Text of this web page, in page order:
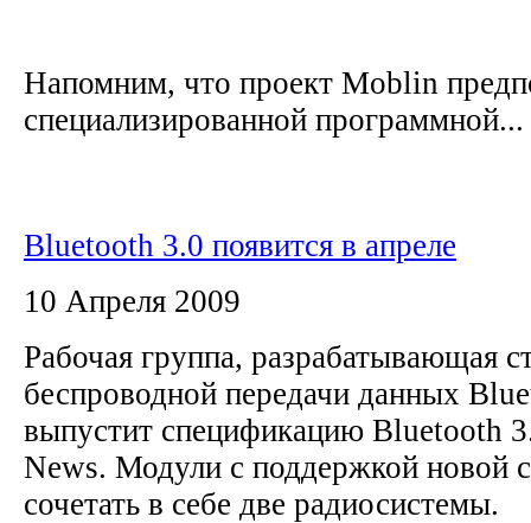
Напомним, что проект Moblin
специализированной программной...
Bluetooth 3.0 появится в апреле
10 Апреля 2009
Рабочая группа, разрабатывающая
беспроводной передачи данных
выпустит спецификацию Bluetooth
News. Модули с поддержкой новой
сочетать в себе две радиосистемы.